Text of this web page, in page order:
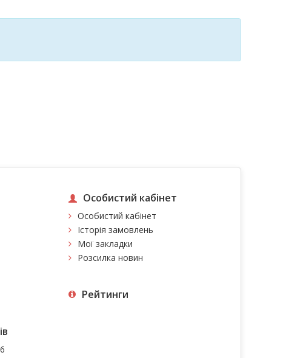
Особистий кабінет
Особистий кабінет
Історія замовлень
Мої закладки
Розсилка новин
Рейтинги